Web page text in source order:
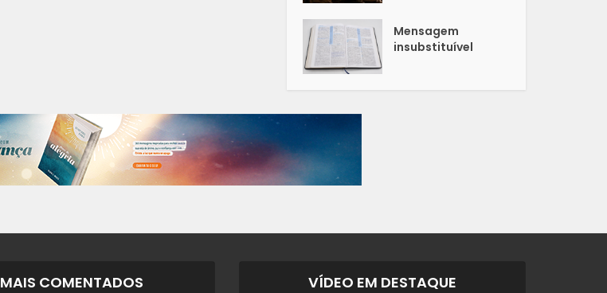
Mensagem
insubstituível
MAIS COMENTADOS VÍDEO EM DESTAQUE